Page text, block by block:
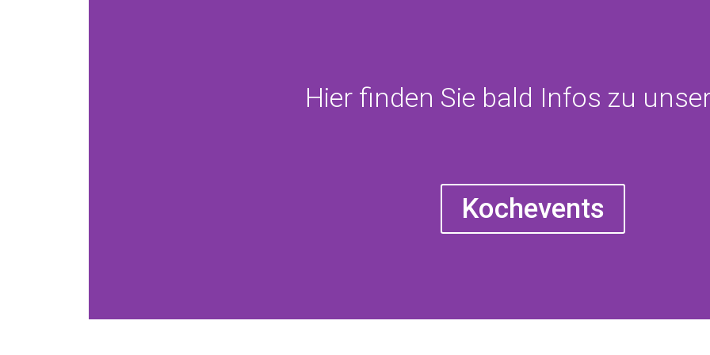
nehmen Sie sich einfach eine kleine Auszeit zum Stöbern, Riechen undHier finden Sie bald Infos zu
Kochevents